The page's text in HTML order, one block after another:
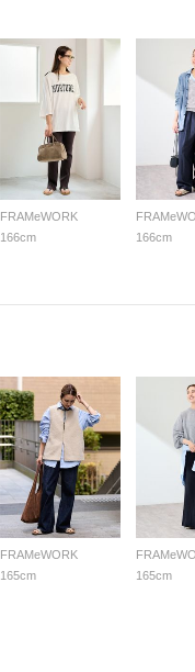
FRAMeWORK
166cm
166cm
FRAMeWORK
165cm
165cm